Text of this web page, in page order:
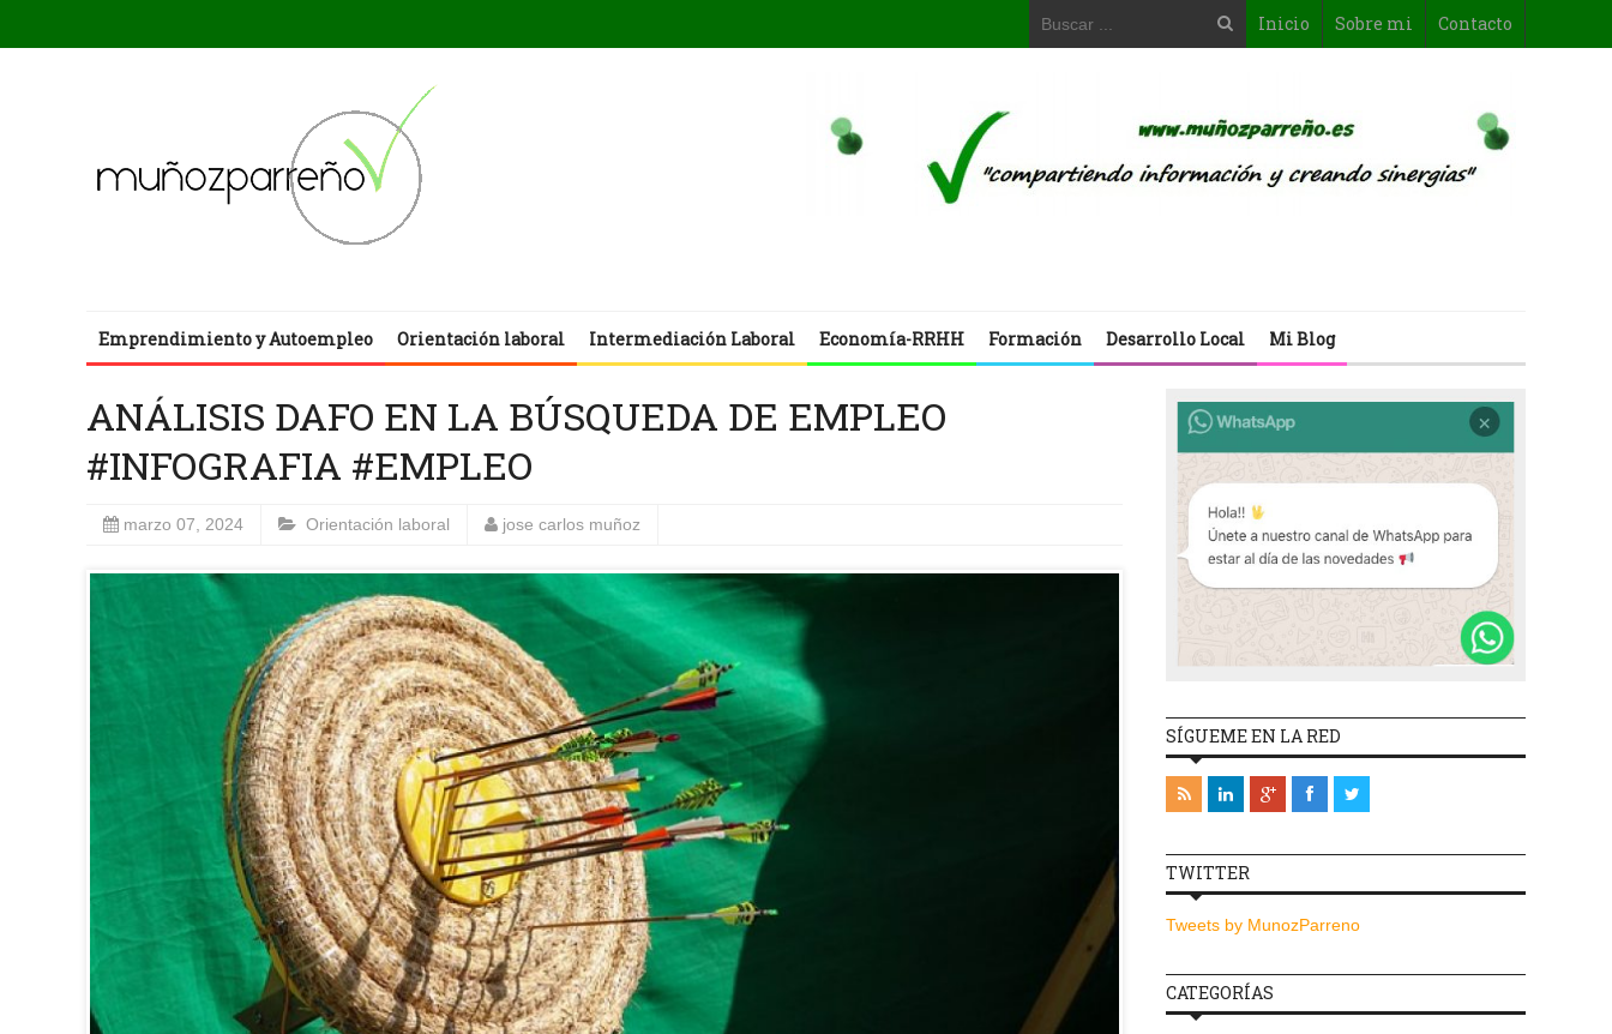
Inicio Sobre mi Contacto
Emprendimiento y Autoempleo Orientación laboral Intermediación Laboral Economía-RRHH Formación Desarrollo Local Mi Blog
ANÁLISIS DAFO EN LA BÚSQUEDA DE EMPLEO
#INFOGRAFIA #EMPLEO
marzo 07, 2024 Orientación laboral jose carlos muñoz
SÍGUEME EN LA RED
TWITTER
Tweets by MunozParreno
CATEGORÍAS